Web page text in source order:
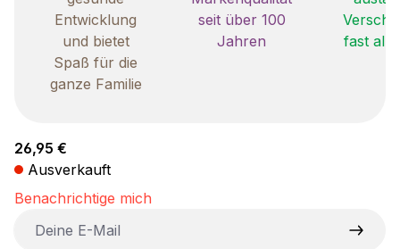
Entwicklung
und bietet
Spaß für die
ganze Familie
seit über 100
Jahren
fast
Regulärer Preis:
26,95 €
Ausverkauft
Benachrichtige mich